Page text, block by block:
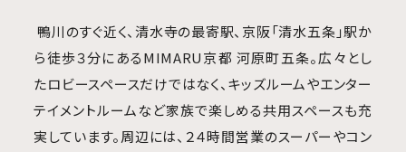
鴨川のすぐ近く、清水寺の最寄駅、京阪「清水五条」駅か
ら徒歩３分にあるMIMARU京都 河原町五条。広々とし
たロビースペースだけではなく、キッズルームやエンター
テイメントルームなど家族で楽しめる共用スペースも充
実しています。周辺には、２４時間営業のスーパーやコン